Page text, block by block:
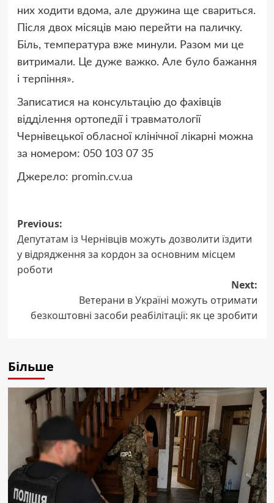
них ходити вдома, але дружина ще свариться.
Після двох місяців маю перейти на паличку.
Біль, температура вже минули. Разом ми це
витримали. Це дуже важко. Але було бажання
і терпіння».
Записатися на консультацію до фахівців
відділення ортопедії і травматології
Чернівецької обласної клінічної лікарні можна
за номером: 050 103 07 35
Джерело: promin.cv.ua
Post
navigation
Previous:
Депутатам із Чернівців можуть дозволити їздити
у відрядження за кордон за основним місцем
роботи
Next:
Ветерани в Україні можуть отримати
безкоштовні засоби реабілітації: як це зробити
Більше